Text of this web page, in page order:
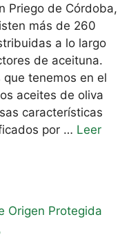
Priego de Córdoba,
más de 260
a lo largo
de aceituna.
tenemos en el
aceites de oliva
características
por … Leer
Origen Protegida